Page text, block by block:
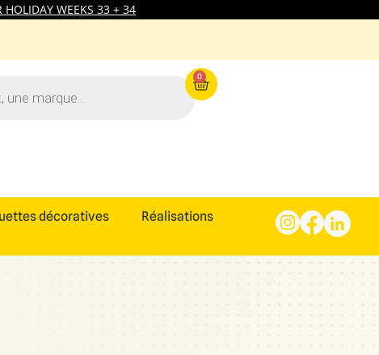
HOLIDAY WEEKS 33 + 34
0
décoratives Réalisations